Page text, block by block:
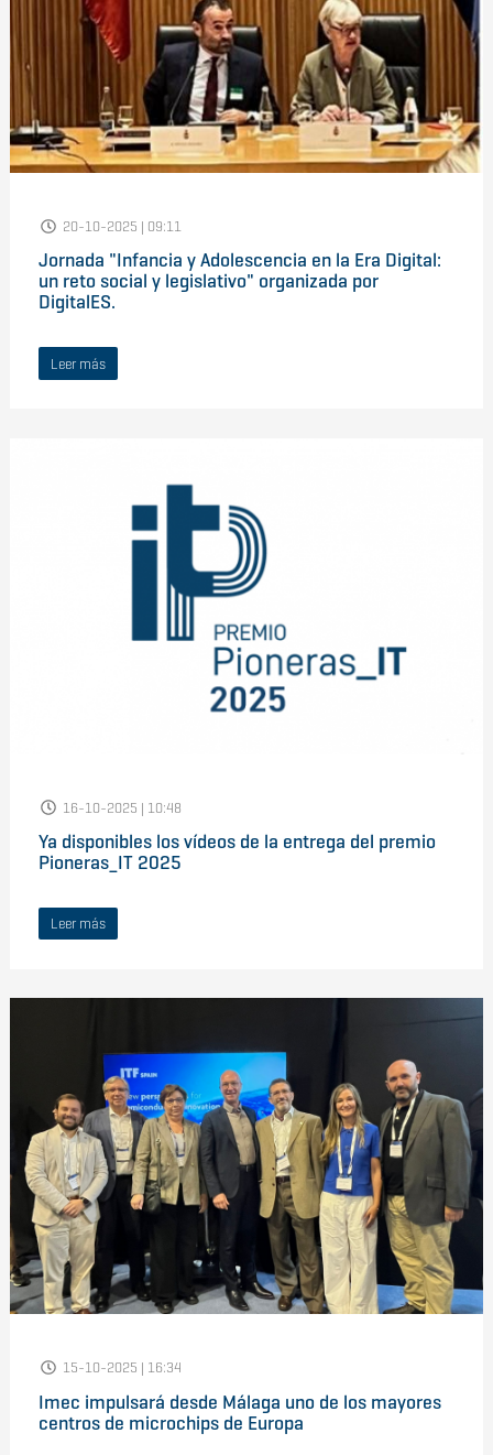
20-10-2025 | 09:11
Jornada "Infancia y Adolescencia en la Era Digital:
un reto social y legislativo" organizada por
DigitalES.
Leer más
16-10-2025 | 10:48
Ya disponibles los vídeos de la entrega del premio
Pioneras_IT 2025
Leer más
15-10-2025 | 16:34
Imec impulsará desde Málaga uno de los mayores
centros de microchips de Europa